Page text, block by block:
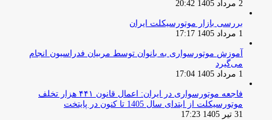
2 مرداد 1405 20:42
بررسی بازار موتورسیکلت ایران
1 مرداد 1405 17:17
آموزش موتورسواری به بانوان توسط مربیان فدراسیون انجام
می‌گیرد
1 مرداد 1405 17:04
فاجعه موتورسواری در ایران: اعمال قانون ۴۴۱ هزار تخلف
موتورسیکلت از ابتدای سال 1405 تا کنون در پایتخت
31 تیر 1405 17:23